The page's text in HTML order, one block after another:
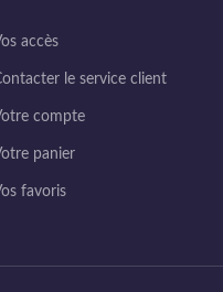
accès
le service client
compte
panier
favoris